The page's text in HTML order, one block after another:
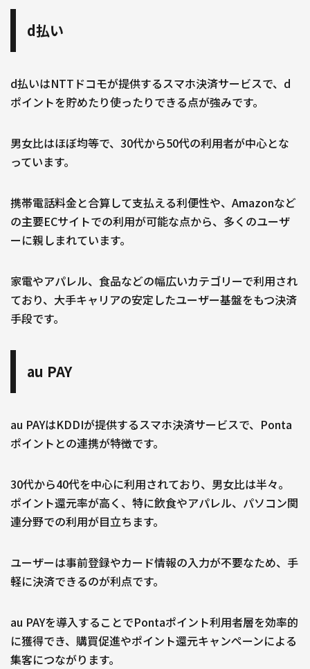
d払い
d払いはNTTドコモが提供するスマホ決済サービスで、d
ポイントを貯めたり使ったりできる点が強みです。
男女比はほぼ均等で、30代から50代の利用者が中心とな
っています。
携帯電話料金と合算して支払える利便性や、Amazonなど
の主要ECサイトでの利用が可能な点から、多くのユーザ
ーに親しまれています。
家電やアパレル、食品などの幅広いカテゴリーで利用され
ており、大手キャリアの安定したユーザー基盤をもつ決済
手段です。
au PAY
au PAYはKDDIが提供するスマホ決済サービスで、Ponta
ポイントとの連携が特徴です。
30代から40代を中心に利用されており、男女比は半々。
ポイント還元率が高く、特に飲食やアパレル、パソコン関
連分野での利用が目立ちます。
ユーザーは事前登録やカード情報の入力が不要なため、手
軽に決済できるのが利点です。
au PAYを導入することでPontaポイント利用者層を効率的
に獲得でき、購買促進やポイント還元キャンペーンによる
集客につながります。